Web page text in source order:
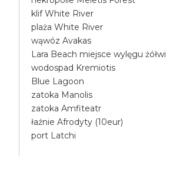
klif White River
plaża White River
wąwóz Avakas
Lara Beach miejsce wylęgu żółwi
wodospad Kremiotis
Blue Lagoon
zatoka Manolis
zatoka Amfiteatr
łaźnie Afrodyty (10eur)
port Latchi